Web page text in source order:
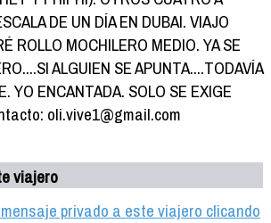
DE UN DÍA EN DUBAI. VIAJO
ROLLO MOCHILERO MEDIO. YA SE
ALGUIEN SE APUNTA....TODAVÍA
YO ENCANTADA. SOLO SE EXIGE
oli.vive1@gmail.com
viajero
privado a este viajero clicando